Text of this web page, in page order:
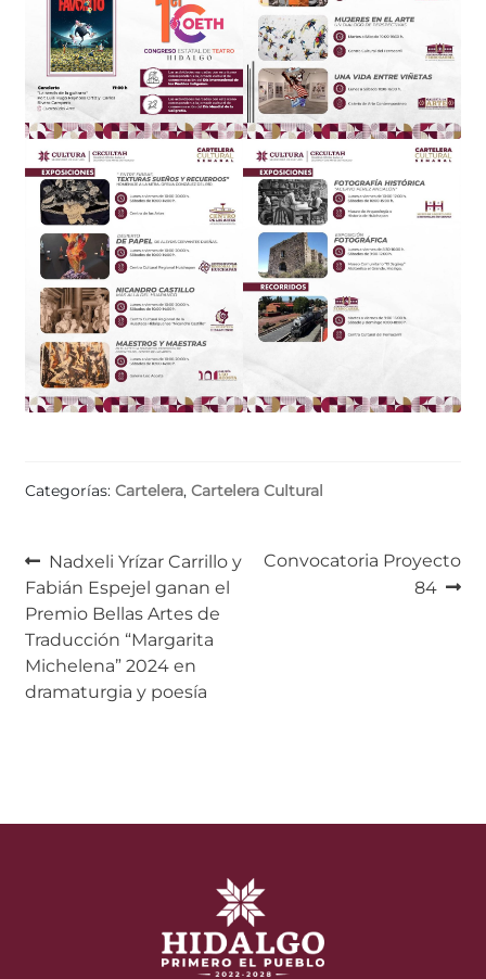
Categorías: Cartelera, Cartelera Cultural
Navegación
de
entradas
Anterior:
Nadxeli Yrízar Carrillo y
Fabián Espejel ganan el
Premio Bellas Artes de
Traducción “Margarita
Michelena” 2024 en
dramaturgia y poesía
Siguiente:
Convocatoria Proyecto
84